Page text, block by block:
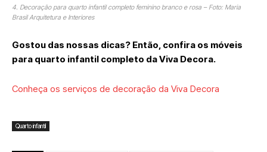
4. Decoração para quarto infantil completo feminino branco e rosa – Foto: Maria
Brasil Arquitetura e Interiores
Gostou das nossas dicas? Então, confira os móveis
para quarto infantil completo da Viva Decora.
Conheça os serviços de decoração da Viva Decora
Quarto infantil